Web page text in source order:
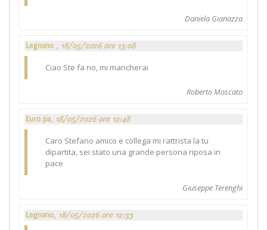
Daniela Gianazza
Legnano , 18/05/2026 ore 13:08
Ciao Ste fa no, mi mancherai
Roberto Moscato
Euro.pa, 18/05/2026 ore 12:48
Caro Stefano amico e collega mi rattrista la tu
dipartita, sei stato una grande persona riposa in
pace
Giuseppe Terenghi
Legnano, 18/05/2026 ore 12:33